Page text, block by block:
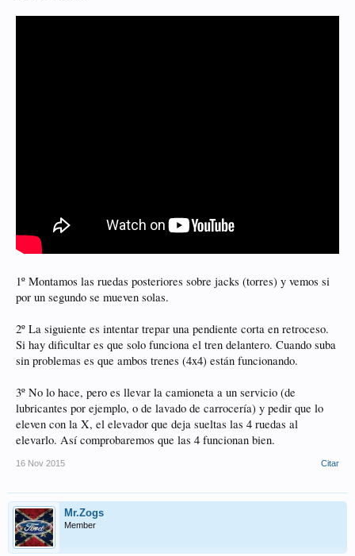
1º Montamos las ruedas posteriores sobre jacks (torres) y vemos si
por un segundo se mueven solas.
2º La siguiente es intentar trepar una pendiente corta en retroceso.
Si hay dificultar es que solo funciona el tren delantero. Cuando suba
sin problemas es que ambos trenes (4x4) están funcionando.
3º No lo hace, pero es llevar la camioneta a un servicio (de
lubricantes por ejemplo, o de lavado de carrocería) y pedir que lo
eleven con la X, el elevador que deja sueltas las 4 ruedas al
elevarlo. Así comprobaremos que las 4 funcionan bien.
16 Nov 2015 Citar
Mr.Zogs
Member